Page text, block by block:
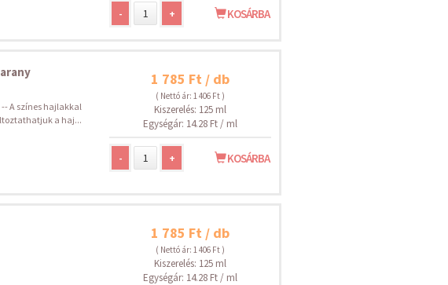
- + KOSÁRBA
A színes hajlakkal
a haj...
1 785 Ft / db
( Nettó ár: 1 406 Ft )
Kiszerelés: 125 ml
Egységár: 14.28 Ft / ml
- + KOSÁRBA
1 785 Ft / db
( Nettó ár: 1 406 Ft )
Kiszerelés: 125 ml
Egységár: 14.28 Ft / ml